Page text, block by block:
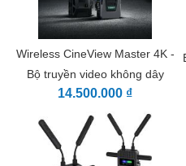
SDI Input Format 23.98/24/
Level A/B
Format
23.98/24/
DC Port
DC Voltage
7.4~16.8V
Audio
44.1KHz/
Latency
<0.05s
OLED Display
1.3inch
Wireless CineView Master 4K -
Bộ truyền video không dây
14.500.000 ₫